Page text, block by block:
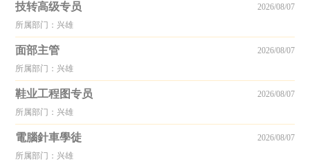
技转高级专员
所属部门：兴雄
2026/08/07
面部主管
所属部门：兴雄
2026/08/07
鞋业工程图专员
所属部门：兴雄
2026/08/07
電腦針車學徒
所属部门：兴雄
2026/08/07